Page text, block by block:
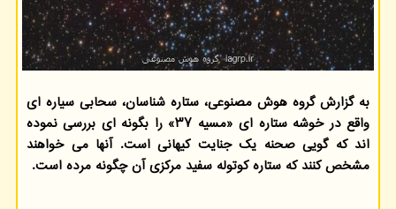
به گزارش گروه هوش مصنوعی، ستاره شناسان، سحابی سیاره ای
واقع در خوشه ستاره ای «مسیه ۳۷» را بگونه ای بررسی نموده
اند که گویی صحنه یک جنایت کیهانی است. آنها می خواهند
مشخص کنند که ستاره کوتوله سفید مرکزی آن چگونه مرده است.